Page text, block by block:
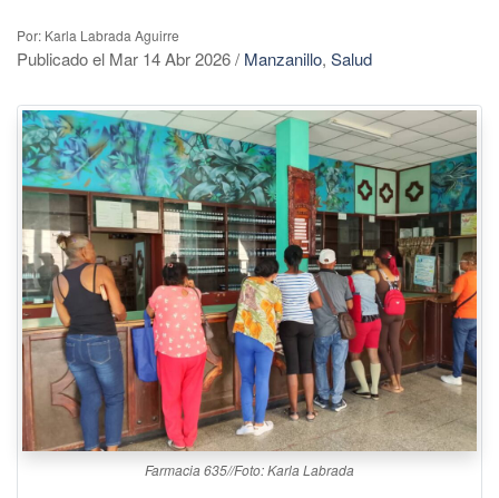
Por: Karla Labrada Aguirre
Publicado el Mar 14 Abr 2026/ Manzanillo, Salud
Farmacia 635//Foto: Karla Labrada